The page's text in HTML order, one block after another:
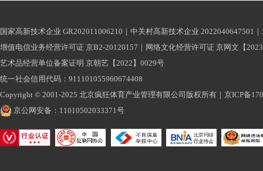
国家高新技术企业 GR202011006210｜中关村高新技术企业 2022040647501
增值电信业务经营许可证 京B2-20120157｜网络文化经营许可证 京网文【
艺术品经营单位备案证明 京朝艺【2022】0029号
统一社会信用代码：911101055960674408
Copyright © 2001-2025 北京疯狂体育产业管理有限公司版权所有｜ 京ICP备
京公网安备：11010502033371号